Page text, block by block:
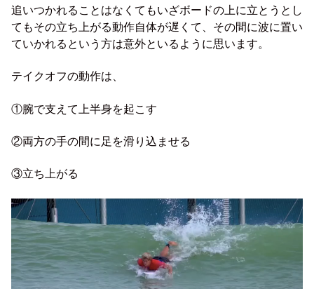
追いつかれることはなくてもいざボードの上に立とうとし
てもその立ち上がる動作自体が遅くて、その間に波に置い
ていかれるという方は意外といるように思います。
テイクオフの動作は、
①腕で支えて上半身を起こす
②両方の手の間に足を滑り込ませる
③立ち上がる